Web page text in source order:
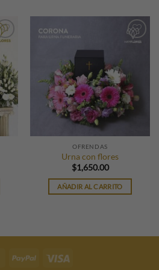
a la
de
deseos
OFRENDAS
Urna con flores
$1,650.00
AÑADIR AL CARRITO
MasterCardPayPal